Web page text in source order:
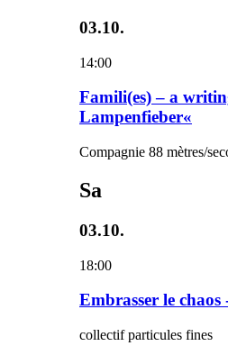
03.10.
14:00
Famili(es) – a
Lampenfieber«
Compagnie 88 mètres/
Sa
03.10.
18:00
Embrasser le
collectif particules fines